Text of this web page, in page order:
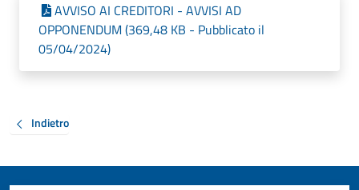
AVVISO AI CREDITORI - AVVISI AD
OPPONENDUM (369,48 KB - Pubblicato il
05/04/2024)
Indietro